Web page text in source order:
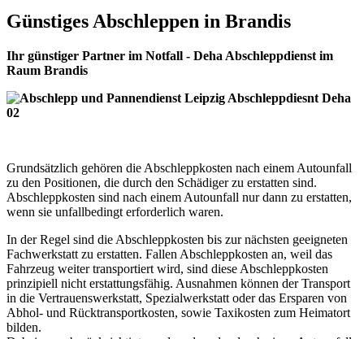
Günstiges Abschleppen in Brandis
Ihr günstiger Partner im Notfall - Deha Abschleppdienst im
Raum Brandis
Grundsätzlich gehören die Abschleppkosten nach einem Autounfall
zu den Positionen, die durch den Schädiger zu erstatten sind.
Abschleppkosten sind nach einem Autounfall nur dann zu erstatten,
wenn sie unfallbedingt erforderlich waren.
In der Regel sind die Abschleppkosten bis zur nächsten geeigneten
Fachwerkstatt zu erstatten. Fallen Abschleppkosten an, weil das
Fahrzeug weiter transportiert wird, sind diese Abschleppkosten
prinzipiell nicht erstattungsfähig. Ausnahmen können der Transport
in die Vertrauenswerkstatt, Spezialwerkstatt oder das Ersparen von
Abhol- und Rücktransportkosten, sowie Taxikosten zum Heimatort
bilden.